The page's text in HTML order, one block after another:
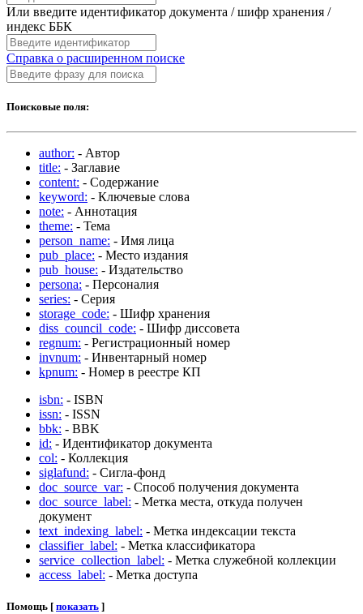
Или введите идентификатор документа / шифр хранения /
индекс ББК
Справка о расширенном поиске
Поисковые поля:
author: - Автор
title: - Заглавие
content: - Содержание
keyword: - Ключевые слова
note: - Аннотация
theme: - Тема
person_name: - Имя лица
pub_place: - Место издания
pub_house: - Издательство
persona: - Персоналия
series: - Серия
storage_code: - Шифр хранения
diss_council_code: - Шифр диссовета
regnum: - Регистрационный номер
invnum: - Инвентарный номер
kpnum: - Номер в реестре КП
isbn: - ISBN
issn: - ISSN
bbk: - BBK
id: - Идентификатор документа
col: - Коллекция
siglafund: - Сигла-фонд
doc_source_var: - Способ получения документа
doc_source_label: - Метка места, откуда получен
документ
text_indexing_label: - Метка индексации текста
classifier_label: - Метка классификатора
service_collection_label: - Метка служебной коллекции
access_label: - Метка доступа
Помощь [ показать ]